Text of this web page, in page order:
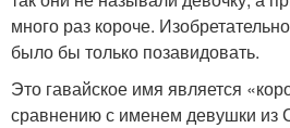
много раз короче.
было бы только позавидовать.
Это гавайское имя является
сравнению с именем девушки из